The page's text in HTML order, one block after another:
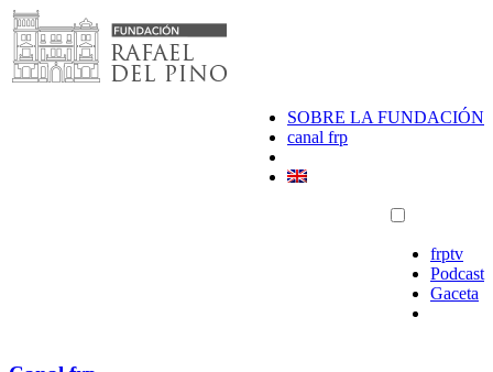
Saltar
al
contenido
SOBRE LA FUNDACIÓN
canal frp
frptv
Podcast
Gaceta